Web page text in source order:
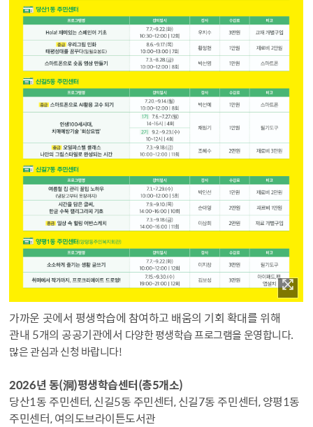
가까운 곳에서 평생학습에 참여하고 배움의 기회 확대를 위해
관내 5개의 공공기관에서 다양한 평생학습 프로그램을 운영합니다.
많은 관심과 신청 바랍니다!
2026년 동(洞)평생학습센터(총5개소)
당산1동 주민센터, 신길5동 주민센터, 신길7동 주민센터, 양평1동
주민센터, 여의도브라이튼도서관